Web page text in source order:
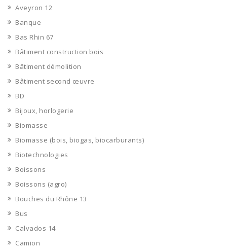
Aveyron 12
Banque
Bas Rhin 67
Bâtiment construction bois
Bâtiment démolition
Bâtiment second œuvre
BD
Bijoux, horlogerie
Biomasse
Biomasse (bois, biogas, biocarburants)
Biotechnologies
Boissons
Boissons (agro)
Bouches du Rhône 13
Bus
Calvados 14
Camion